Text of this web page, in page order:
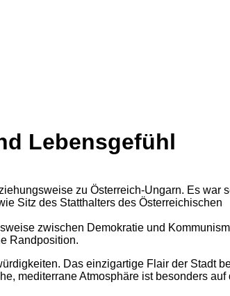
Lebensgefühl
zu Österreich-Ungarn. Es war
Sitz des Statthalters des Österreichischen
zwischen Demokratie und
Randposition.
Das einzigartige Flair der Stadt
mediterrane Atmosphäre ist besonders auf